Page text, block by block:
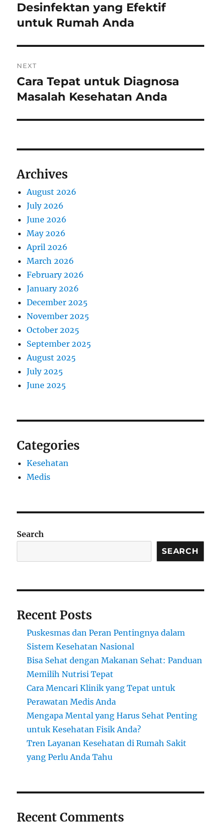
post:
Desinfektan yang Efektif
untuk Rumah Anda
NEXT
Next
post:
Cara Tepat untuk Diagnosa
Masalah Kesehatan Anda
Archives
August 2026
July 2026
June 2026
May 2026
April 2026
March 2026
February 2026
January 2026
December 2025
November 2025
October 2025
September 2025
August 2025
July 2025
June 2025
Categories
Kesehatan
Medis
Search
SEARCH
Recent Posts
Puskesmas dan Peran Pentingnya dalam
Sistem Kesehatan Nasional
Bisa Sehat dengan Makanan Sehat: Panduan
Memilih Nutrisi Tepat
Cara Mencari Klinik yang Tepat untuk
Perawatan Medis Anda
Mengapa Mental yang Harus Sehat Penting
untuk Kesehatan Fisik Anda?
Tren Layanan Kesehatan di Rumah Sakit
yang Perlu Anda Tahu
Recent Comments